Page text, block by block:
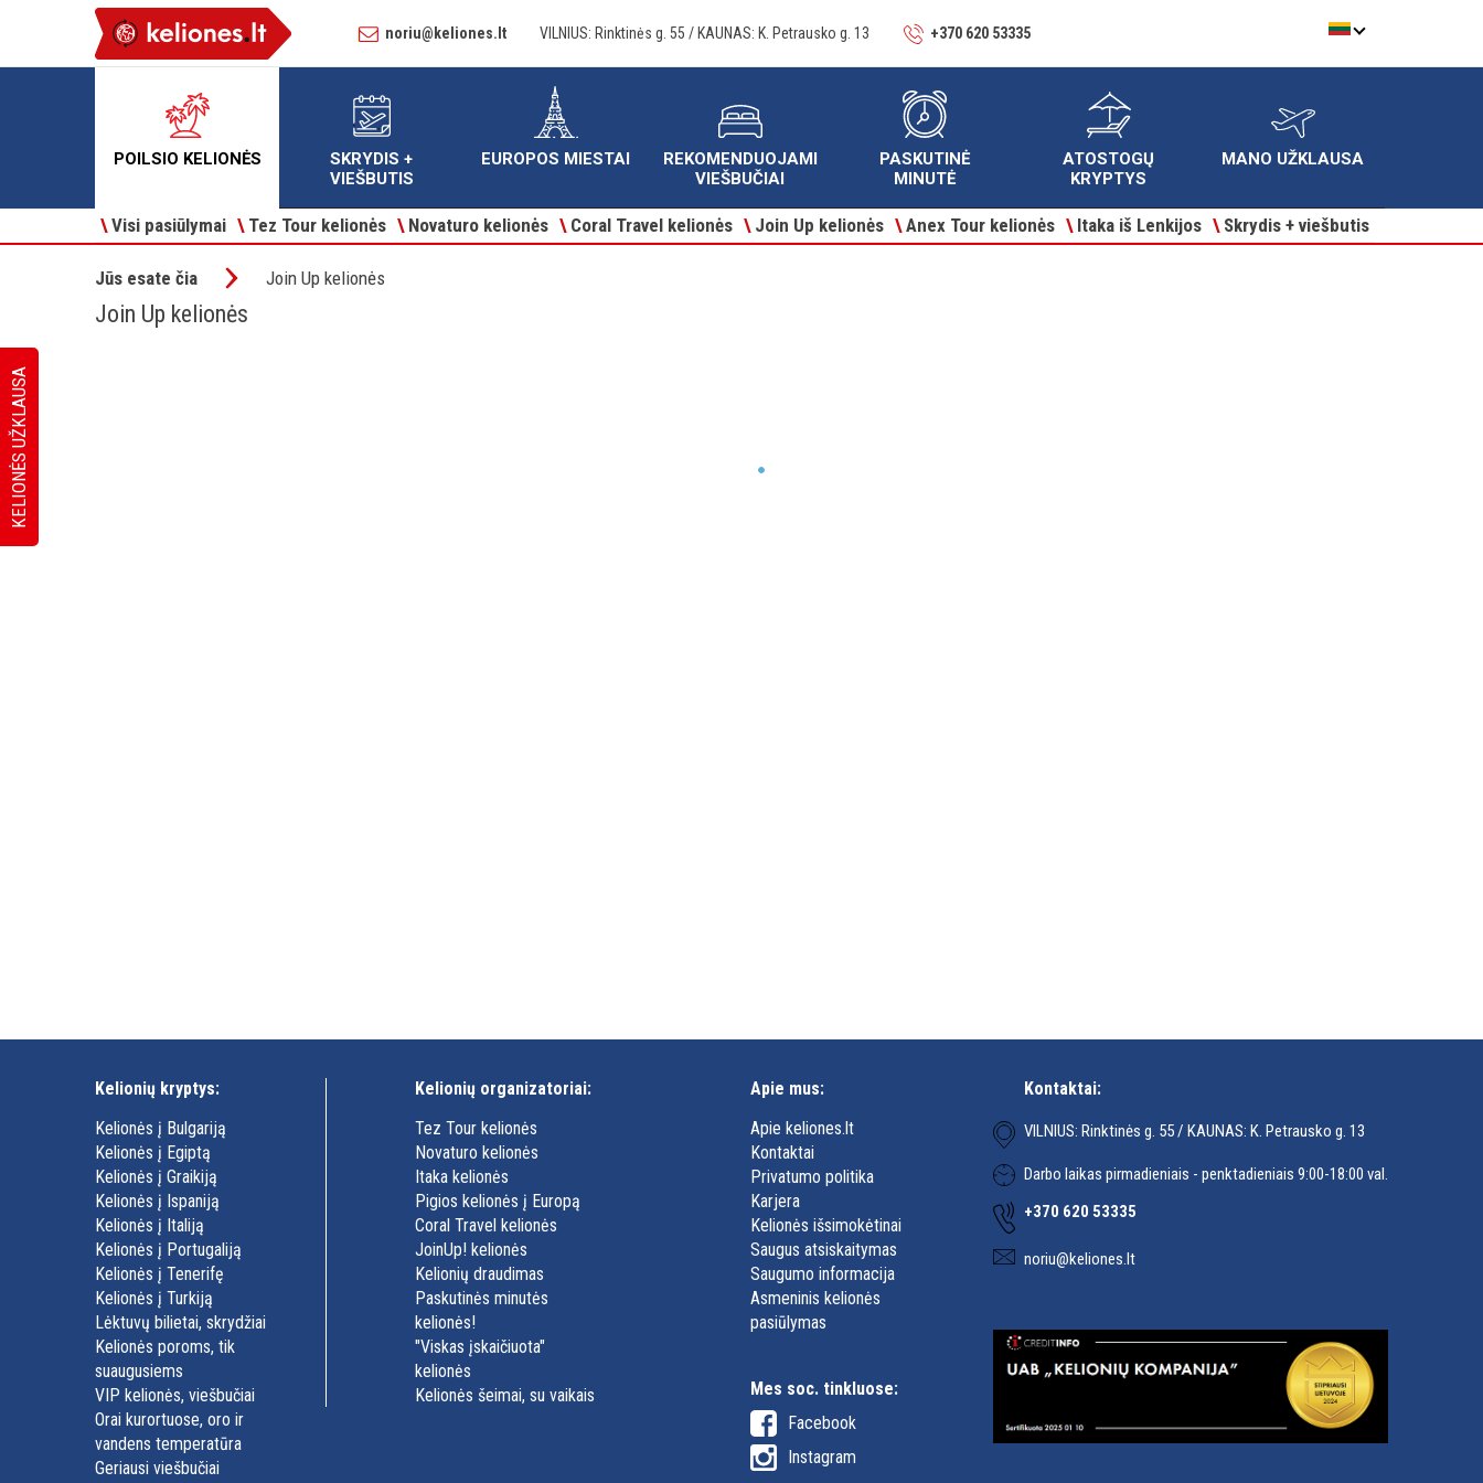
noriu@keliones.lt VILNIUS: Rinktinės g. 55 / KAUNAS: K. Petrausko g. 13 +370 620 53335
POILSIO KELIONĖS
SKRYDIS +
VIEŠBUTIS
EUROPOS MIESTAI
REKOMENDUOJAMI
VIEŠBUČIAI
PASKUTINĖ
MINUTĖ
ATOSTOGŲ
KRYPTYS
MANO UŽKLAUSA
\Visi pasiūlymai \Tez Tour kelionės \Novaturo kelionės \Coral Travel kelionės \Join Up kelionės \Anex Tour kelionės \Itaka iš Lenkijos \Skrydis + viešbutis
Jūs esate čia Join Up kelionės
Join Up kelionės
Kelionių kryptys:
Kelionės į Bulgariją
Kelionės į Egiptą
Kelionės į Graikiją
Kelionės į Ispaniją
Kelionės į Italiją
Kelionės į Portugaliją
Kelionės į Tenerifę
Kelionės į Turkiją
Lėktuvų bilietai, skrydžiai
Kelionės poroms, tik
suaugusiems
VIP kelionės, viešbučiai
Orai kurortuose, oro ir
vandens temperatūra
Geriausi viešbučiai
Kelionių organizatoriai:
Tez Tour kelionės
Novaturo kelionės
Itaka kelionės
Pigios kelionės į Europą
Coral Travel kelionės
JoinUp! kelionės
Kelionių draudimas
Paskutinės minutės
kelionės!
"Viskas įskaičiuota"
kelionės
Kelionės šeimai, su vaikais
Kontaktai:
VILNIUS: Rinktinės g. 55 / KAUNAS: K. Petrausko g. 13
Darbo laikas pirmadieniais - penktadieniais 9:00-18:00 val.
+370 620 53335
noriu@keliones.lt
Apie mus:
Apie keliones.lt
Kontaktai
Privatumo politika
Karjera
Kelionės išsimokėtinai
Saugus atsiskaitymas
Saugumo informacija
Asmeninis kelionės
pasiūlymas
Mes soc. tinkluose:
Facebook
Instagram
KELIONĖS UŽKLAUSA